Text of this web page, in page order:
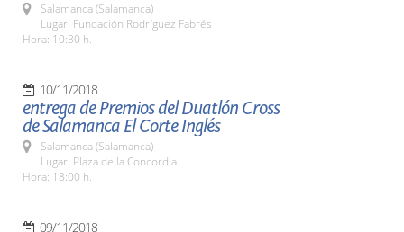
Salamanca (Salamanca)
Lugar: Fundación Rodríguez Fabrés
Hora: 10:30 h.
10/11/2018
entrega de Premios del Duatlón Cross
de Salamanca El Corte Inglés
Salamanca (Salamanca)
Lugar: Plaza de la Concordia
Hora: 18:00 h.
09/11/2018